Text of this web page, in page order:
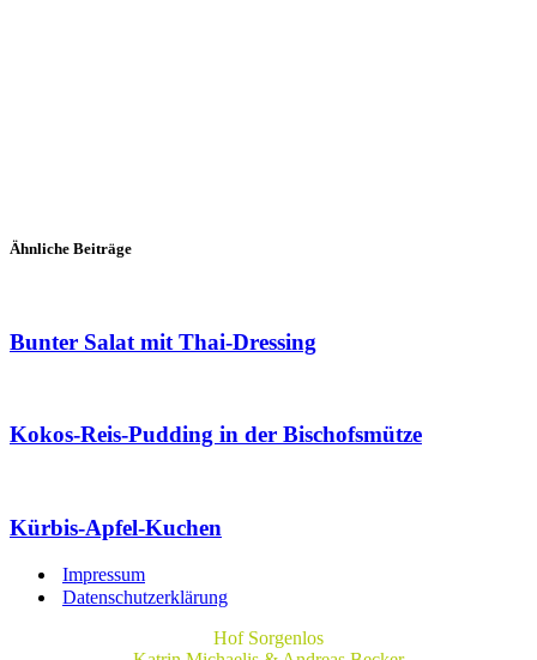
Ähnliche Beiträge
Bunter Salat mit Thai-Dressing
Kokos-Reis-Pudding in der Bischofsmütze
Kürbis-Apfel-Kuchen
Impressum
Datenschutzerklärung
Hof Sorgenlos